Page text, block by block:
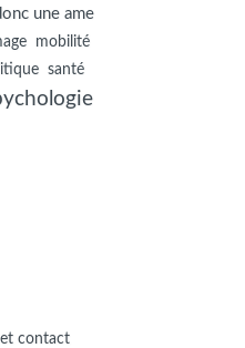
une ame
mobilité
santé
contact